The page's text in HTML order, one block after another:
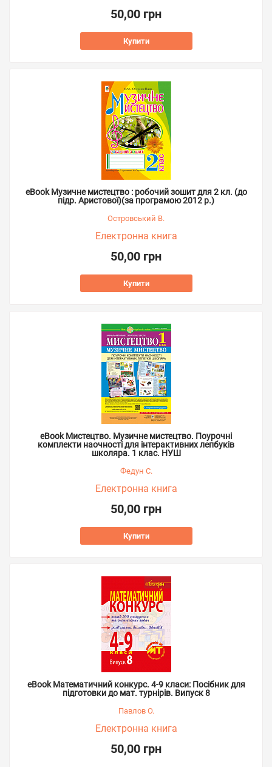
50,00 грн
Купити
eBook Музичне мистецтво : робочий зошит для 2 кл. (до
підр. Аристової)(за програмою 2012 р.)
Островський В.
Електронна книга
50,00 грн
Купити
eBook Мистецтво. Музичне мистецтво. Поурочні
комплекти наочності для інтерактивних лепбуків
школяра. 1 клас. НУШ
Федун С.
Електронна книга
50,00 грн
Купити
eBook Математичний конкурс. 4-9 класи: Посібник для
підготовки до мат. турнірів. Випуск 8
Павлов О.
Електронна книга
50,00 грн